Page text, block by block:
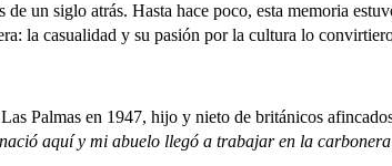
un siglo atrás. Hasta hace poco, esta memoria
la casualidad y su pasión por la cultura lo
Palmas en 1947, hijo y nieto de británicos
aquí y mi abuelo llegó a trabajar en la